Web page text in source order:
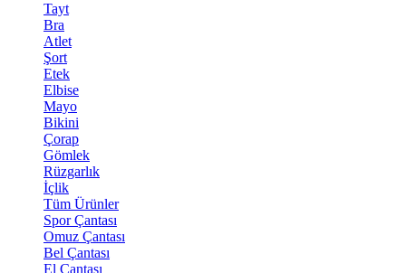
Tayt
Bra
Atlet
Şort
Etek
Elbise
Mayo
Bikini
Çorap
Gömlek
Rüzgarlık
İçlik
Tüm Ürünler
Spor Çantası
Omuz Çantası
Bel Çantası
El Çantası